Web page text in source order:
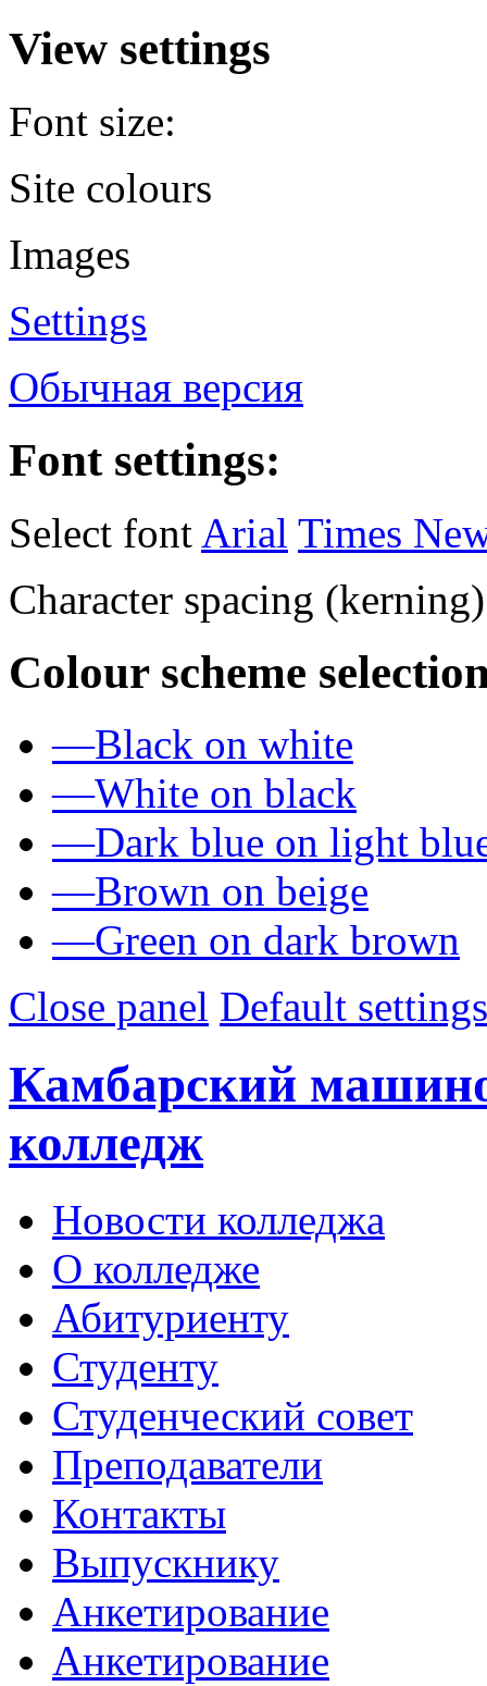
View settings
Font size:
Site colours
Images
Settings
Обычная версия
Font settings:
Select font Arial Times
Character spacing
Colour scheme
—Black on white
—White on black
—Dark blue on light
—Brown on beige
—Green on dark brown
Close panel Default settings
Камбарский
колледж
Новости колледжа
О колледже
Абитуриенту
Студенту
Студенческий совет
Преподаватели
Контакты
Выпускнику
Анкетирование
Анкетирование